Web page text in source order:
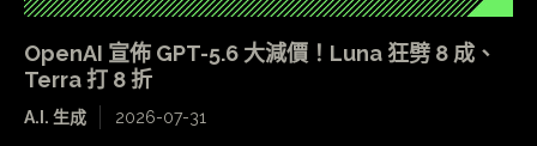
OpenAI 宣佈 GPT-5.6 大減價！Luna 狂劈 8 成、
Terra 打 8 折
A.I. 生成 2026-07-31